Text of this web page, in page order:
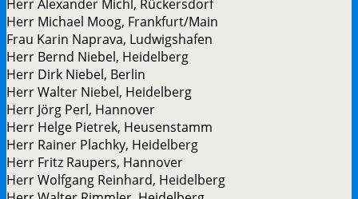
Herr Alexander Michl, Rückersdorf
Herr Michael Moog, Frankfurt/Main
Frau Karin Naprava, Ludwigshafen
Herr Bernd Niebel, Heidelberg
Herr Dirk Niebel, Berlin
Herr Walter Niebel, Heidelberg
Herr Jörg Perl, Hannover
Herr Helge Pietrek, Heusenstamm
Herr Rainer Plachky, Heidelberg
Herr Fritz Raupers, Hannover
Herr Wolfgang Reinhard, Heidelberg